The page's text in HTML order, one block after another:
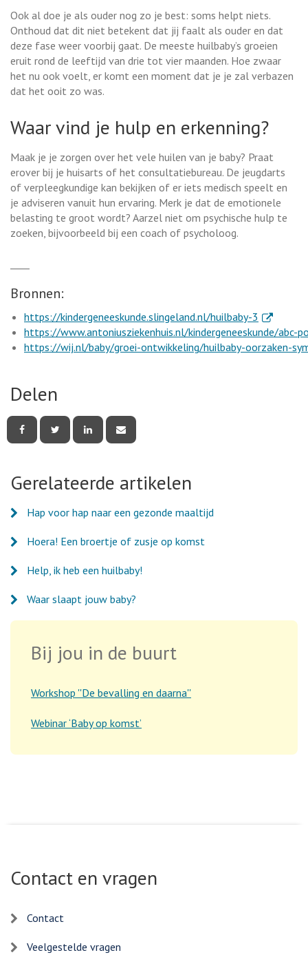
Ook al doe je als ouder nog zo je best: soms helpt niets.
Onthoud dat dit niet betekent dat jij faalt als ouder en dat
deze fase weer voorbij gaat. De meeste huilbaby’s groeien
eruit rond de leeftijd van drie tot vier maanden. Hoe zwaar
het nu ook voelt, er komt een moment dat je je zal verbazen
dat het ooit zo was.
Waar vind je hulp en erkenning?
Maak je je zorgen over het vele huilen van je baby? Praat
erover bij je huisarts of het consultatiebureau. De jeugdarts
of verpleegkundige kan bekijken of er iets medisch speelt en
je adviseren vanuit hun ervaring. Merk je dat de emotionele
belasting te groot wordt? Aarzel niet om psychische hulp te
zoeken, bijvoorbeeld bij een coach of psycholoog.
Bronnen:
https://kindergeneeskunde.slingeland.nl/huilbaby-3 . Externe
https://www.antoniusziekenhuis.nl/kindergeneeskunde/abc-
https://wij.nl/baby/groei-ontwikkeling/huilbaby-oorzaken-
Delen
deze deze deze deze
mail
Gerelateerde artikelen
Hap voor hap naar een gezonde maaltijd
Hoera! Een broertje of zusje op komst
Help, ik heb een huilbaby!
Waar slaapt jouw baby?
Bij jou in de buurt
Workshop ''De bevalling en daarna''
Webinar ‘Baby op komst’
Contact en vragen
Contact
Veelgestelde vragen